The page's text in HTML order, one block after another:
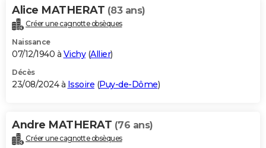
Carte de Noël
Carte Bonne année
Carte Saint-Valentin
Carte Pâques
Carte d'anniversaire
DICTIONNAIRE
Dictionnaire
Biographies
Citations
Expressions
Proverbes
PROGRAMME TV
S'inscrire
Se connecter
Lycées
Collèges
Primaires
Universités
Entreprises
Service militaire
Avis de recherche
AVIS DE DÉCÈS
Bricolage
Lifestyle
Culture
Sport
Auto
Television
Voyage
Cinema
Alice MATHERAT (83 ans)
Créer une cagnotte obsèques
Naissance
07/12/1940 à Vichy(Allier)
Décès
23/08/2024 à Issoire (Puy-de-Dôme)
Andre MATHERAT (76 ans)
Créer une cagnotte obsèques